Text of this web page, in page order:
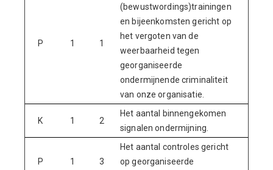
P 1 1
(bewustwordings)trainingen
en bijeenkomsten gericht op
het vergoten van de
weerbaarheid tegen
georganiseerde
ondermijnende criminaliteit
van onze organisatie.
K 1 2
Het aantal binnengekomen
signalen ondermijning.
P 1 3
Het aantal controles gericht
op georganiseerde